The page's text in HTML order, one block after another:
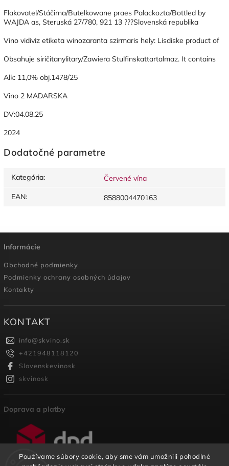
Používame súbory cookie, aby sme vám umožnili pohodlné
Flakovatel/Stáčirna/Butelkowane praes Palackozta/Bottled by
WAJDA as, Steruská 27/780, 921 13 ???Slovenská republika
Vino vidiviz etiketa winozaranta szirmaris hely: Lisdiske product of
Obsahuje siričitanylitary/Zawiera Stulfinskattartalmaz. It contains
Alk: 11,0% obj.1478/25
Vino 2 MADARSKA
DV:04.08.25
2024
Dodatočné parametre
Kategória:
Červené vína
EAN: 8588004470163
Informácie
Obchodné podmienky
Podmienky ochrany osobných údajov
Kontakty
KONTAKT
info@skvino.sk
+421948118120
Slovenskevinosk
skvinosk
Doprava a platby